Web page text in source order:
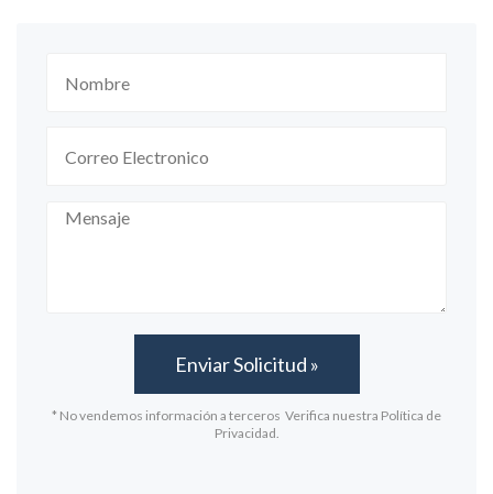
* No vendemos información a terceros Verifica nuestra Política de
Privacidad.